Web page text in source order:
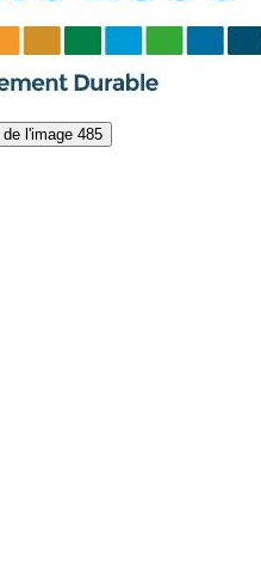
de l'image 485